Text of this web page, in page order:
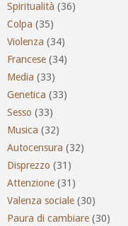
Spiritualità (36)
Colpa (35)
Violenza (34)
Francese (34)
Media (33)
Genetica (33)
Sesso (33)
Musica (32)
Autocensura (32)
Disprezzo (31)
Attenzione (31)
Valenza sociale (30)
Paura di cambiare (30)